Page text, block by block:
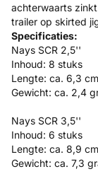
achterwaarts
trailer op skirted
Specificaties:
Nays SCR 2,5''
Inhoud: 8 stuks
Lengte: ca. 6,3 cm
Gewicht: ca. 2,4
Nays SCR 3,5''
Inhoud: 6 stuks
Lengte: ca. 8,9 cm
Gewicht: ca. 7,3